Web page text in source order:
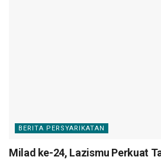
BERITA PERSYARIKATAN
Milad ke-24, Lazismu Perkuat